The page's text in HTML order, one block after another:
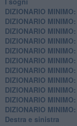
DIZIONARIO
DIZIONARIO
DIZIONARIO
DIZIONARIO
DIZIONARIO
DIZIONARIO
DIZIONARIO
DIZIONARIO
DIZIONARIO
DIZIONARIO
DIZIONARIO
Destra e sinistra